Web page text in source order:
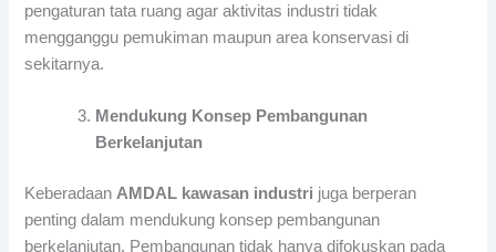
pengaturan tata ruang agar aktivitas industri tidak
mengganggu pemukiman maupun area konservasi di
sekitarnya.
Mendukung Konsep Pembangunan
Berkelanjutan
Keberadaan AMDAL kawasan industri juga berperan
penting dalam mendukung konsep pembangunan
berkelanjutan. Pembangunan tidak hanya difokuskan pada